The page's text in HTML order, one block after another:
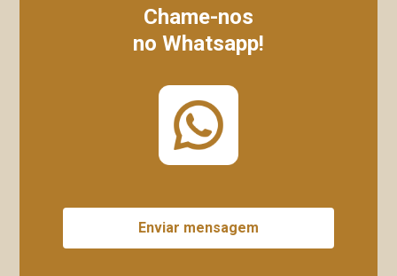
Chame-nos
no Whatsapp!
Enviar mensagem